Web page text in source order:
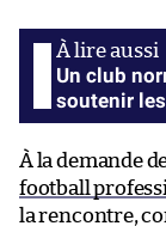
Un club
soutenir
À la demande
football
la rencontre,